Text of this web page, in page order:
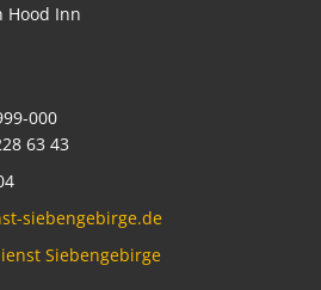
Hood Inn
000
63 43
siebengebirge.de
Siebengebirge